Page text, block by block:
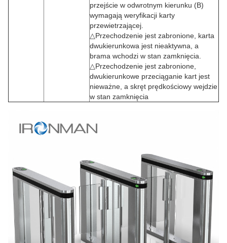
przejście w odwrotnym kierunku (B)
wymagają weryfikacji karty
przewietrzającej.
△Przechodzenie jest zabronione, karta
dwukierunkowa jest nieaktywna, a
brama wchodzi w stan zamknięcia.
△Przechodzenie jest zabronione,
dwukierunkowe przeciąganie kart jest
nieważne, a skręt prędkościowy wejdzie
w stan zamknięcia